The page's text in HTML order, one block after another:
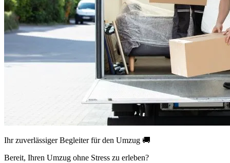
Ihr zuverlässiger Begleiter für den Umzug 🚚
Bereit, Ihren Umzug ohne Stress zu erleben?